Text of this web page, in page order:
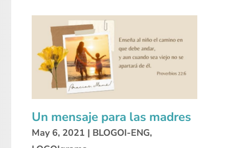
Un mensaje para las madres
May 6, 2021 | BLOGOI-ENG,